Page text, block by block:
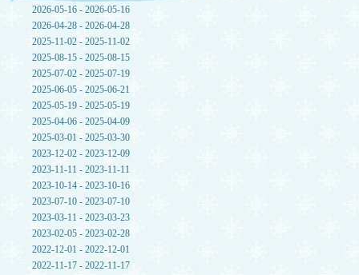
2026-05-16 - 2026-05-16
2026-04-28 - 2026-04-28
2025-11-02 - 2025-11-02
2025-08-15 - 2025-08-15
2025-07-02 - 2025-07-19
2025-06-05 - 2025-06-21
2025-05-19 - 2025-05-19
2025-04-06 - 2025-04-09
2025-03-01 - 2025-03-30
2023-12-02 - 2023-12-09
2023-11-11 - 2023-11-11
2023-10-14 - 2023-10-16
2023-07-10 - 2023-07-10
2023-03-11 - 2023-03-23
2023-02-05 - 2023-02-28
2022-12-01 - 2022-12-01
2022-11-17 - 2022-11-17